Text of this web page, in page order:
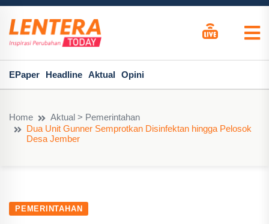
EPaper Headline Aktual Opini
Home
Aktual > Pemerintahan
Dua Unit Gunner Semprotkan Disinfektan hingga Pelosok
Desa Jember
PEMERINTAHAN